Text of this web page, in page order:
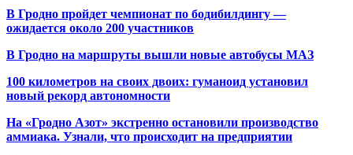
В Гродно пройдет чемпионат по бодибилдингу —
ожидается около 200 участников
В Гродно на маршруты вышли новые автобусы МАЗ
100 километров на своих двоих: гуманоид установил
новый рекорд автономности
На «Гродно Азот» экстренно остановили производство
аммиака. Узнали, что происходит на предприятии